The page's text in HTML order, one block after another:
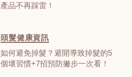
產品不再踩雷！
頭髮健康資訊
如何避免掉髮？避開導致掉髮的5
個壞習慣+7招預防撇步一次看！